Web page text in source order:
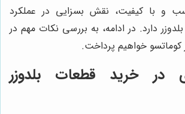
و با کیفیت، نقش بسزایی در عملکرد
دارد. در ادامه، به بررسی نکات مهم در
کوماتسو خواهیم پرداخت.
در خرید قطعات بلدوزر